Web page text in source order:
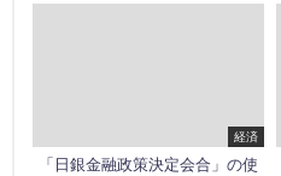
経済
「日銀金融政策決定会合」の使